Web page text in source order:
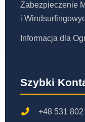
Zabezpieczenie
i
Informacja dla
Szybki
+48 531 802